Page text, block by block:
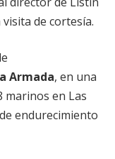
de cortesía.
Armada, en una
marinos en Las
endurecimiento